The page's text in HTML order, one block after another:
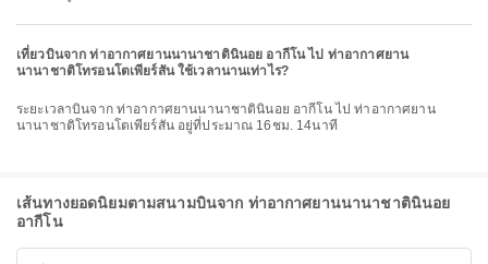
เที่ยวบินจาก ท่าอากาศยานนานาชาตินินอย อากีโน ไป ท่าอากาศยาน
นานาชาติโทรอนโตเพียร์สัน ใช้เวลานานเท่าไร?
ระยะเวลาบินจาก ท่าอากาศยานนานาชาตินินอย อากีโน ไป ท่าอากาศยาน
นานาชาติโทรอนโตเพียร์สัน อยู่ที่ประมาณ 16ชม. 14นาที
เส้นทางยอดนิยมตามสนามบินจาก ท่าอากาศยานนานาชาตินินอย
อากีโน